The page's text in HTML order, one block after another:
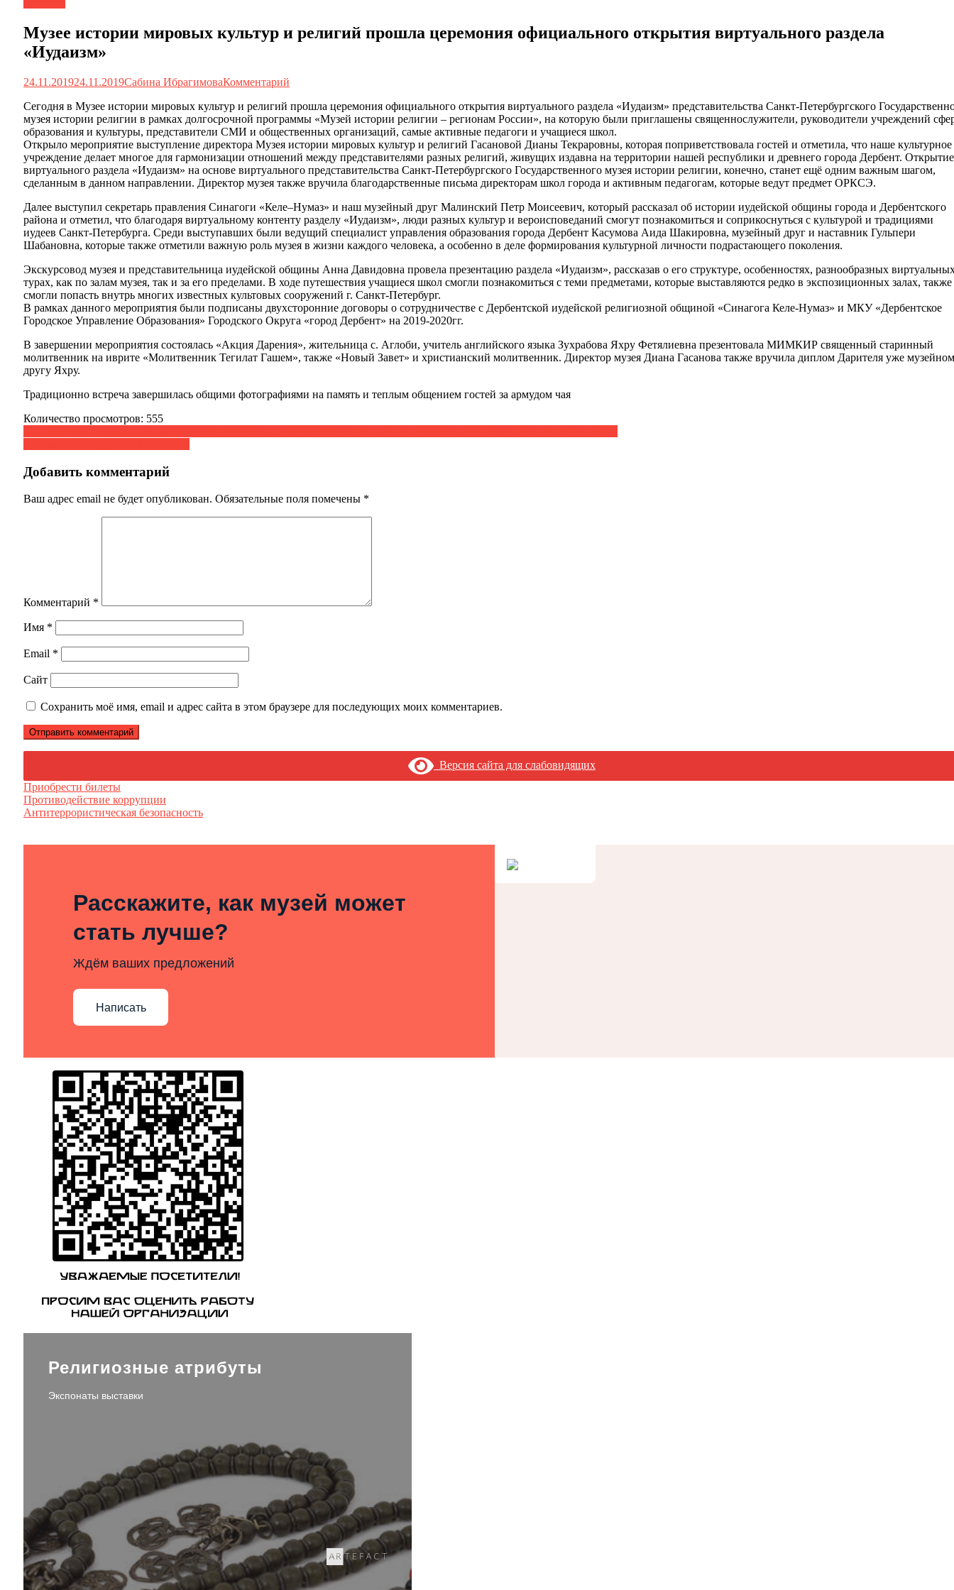
Музее истории мировых культур и религий прошла церемония официального открытия виртуального раздела
«Иудаизм»
24.11.201924.11.2019Сабина ИбрагимоваКомментарий
Сегодня в Музее истории мировых культур и религий прошла церемония официального открытия виртуального раздела «Иудаизм» представительства Санкт-Петербургского
музея истории религии в рамках долгосрочной программы «Музей истории религии – регионам России», на которую были приглашены священнослужители, руководители учреждений
образования и культуры, представители СМИ и общественных организаций, самые активные педагоги и учащиеся школ.
Открыло мероприятие выступление директора Музея истории мировых культур и религий Гасановой Дианы Текраровны, которая поприветствовала гостей и отметила, что наше культурное
учреждение делает многое для гармонизации отношений между представителями разных религий, живущих издавна на территории нашей республики и древнего города Дербент. Открытие
виртуального раздела «Иудаизм» на основе виртуального представительства Санкт-Петербургского Государственного музея истории религии, конечно, станет ещё одним важным шагом,
сделанным в данном направлении. Директор музея также вручила благодарственные письма директорам школ города и активным педагогам, которые ведут предмет ОРКСЭ.
Далее выступил секретарь правления Синагоги «Келе–Нумаз» и наш музейный друг Малинский Петр Моисеевич, который рассказал об истории иудейской общины города и Дербентского
района и отметил, что благодаря виртуальному контенту разделу «Иудаизм», люди разных культур и вероисповеданий смогут познакомиться и соприкоснуться с культурой и традициями
иудеев Санкт-Петербурга. Среди выступавших были ведущий специалист управления образования города Дербент Касумова Аида Шакировна, музейный друг и наставник Гульпери
Шабановна, которые также отметили важную роль музея в жизни каждого человека, а особенно в деле формирования культурной личности подрастающего поколения.
Экскурсовод музея и представительница иудейской общины Анна Давидовна провела презентацию раздела «Иудаизм», рассказав о его структуре, особенностях, разнообразных
турах, как по залам музея, так и за его пределами. В ходе путешествия учащиеся школ смогли познакомиться с теми предметами, которые выставляются редко в экспозиционных залах, также
смогли попасть внутрь многих известных культовых сооружений г. Санкт-Петербург.
В рамках данного мероприятия были подписаны двухсторонние договоры о сотрудничестве с Дербентской иудейской религиозной общиной «Синагога Келе-Нумаз» и МКУ «Дербентское
Городское Управление Образования» Городского Округа «город Дербент» на 2019-2020гг.
В завершении мероприятия состоялась «Акция Дарения», жительница с. Аглоби, учитель английского языка Зухрабова Яхру Фетялиевна презентовала МИМКИР священный старинный
молитвенник на иврите «Молитвенник Тегилат Гашем», также «Новый Завет» и христианский молитвенник. Директор музея Диана Гасанова также вручила диплом Дарителя уже
другу Яхру.
Традиционно встреча завершилась общими фотографиями на память и теплым общением гостей за армудом чая
Количество просмотров: 555
Навигация
по
записям
Добавить комментарий
Ваш адрес email не будет опубликован. Обязательные поля помечены *
Комментарий *
Имя *
Email *
Сайт
Сохранить моё имя, email и адрес сайта в этом браузере для последующих моих комментариев.
Версия сайта для слабовидящих
Приобрести билеты
Противодействие коррупции
Антитеррористическая безопасность
Расскажите, как музей может
стать лучше?
Ждём ваших предложений
Написать
Религиозные атрибуты
Экспонаты выставки